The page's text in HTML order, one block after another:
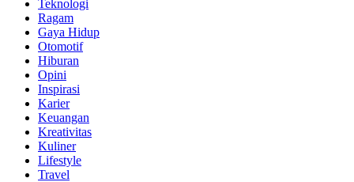
Teknologi
Ragam
Gaya Hidup
Otomotif
Hiburan
Opini
Inspirasi
Karier
Keuangan
Kreativitas
Kuliner
Lifestyle
Travel